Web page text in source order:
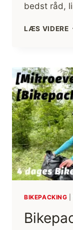
bedst råd,
LÆS VIDERE
BIKEPACKING |